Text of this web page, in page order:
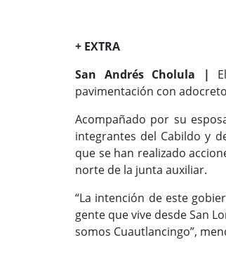
+ EXTRA
San Andrés Cholula |
pavimentación con
Acompañado por su
integrantes del Cabildo y
que se han realizado
norte de la junta auxiliar.
“La intención de este
gente que vive desde San
somos Cuautlancingo”,